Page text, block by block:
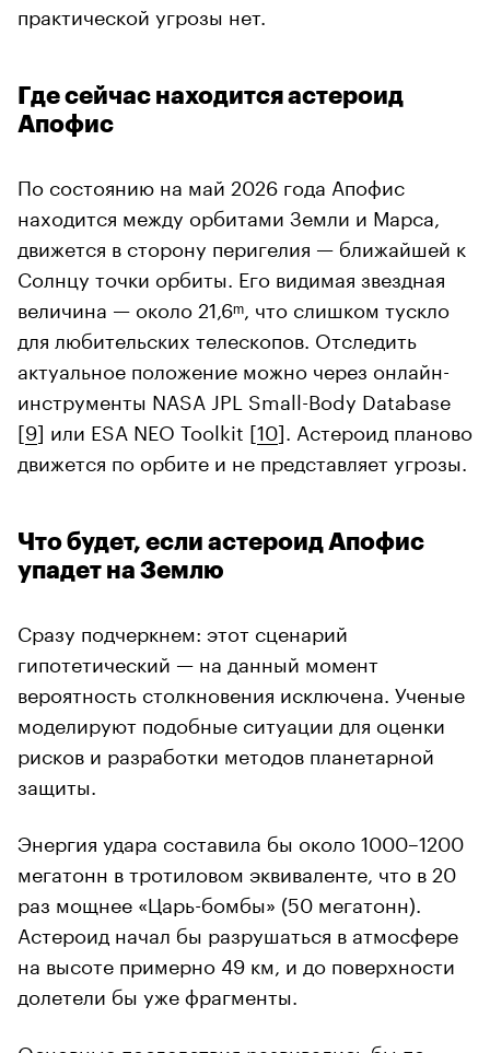
практической угрозы нет.
Где сейчас находится астероид
Апофис
По состоянию на май 2026 года Апофис
находится между орбитами Земли и Марса,
движется в сторону перигелия — ближайшей к
Солнцу точки орбиты. Его видимая звездная
величина — около 21,6ᵐ, что слишком тускло
для любительских телескопов. Отследить
актуальное положение можно через онлайн-
инструменты NASA JPL Small-Body Database
[9] или ESA NEO Toolkit [10]. Астероид планово
движется по орбите и не представляет угрозы.
Что будет, если астероид Апофис
упадет на Землю
Сразу подчеркнем: этот сценарий
гипотетический — на данный момент
вероятность столкновения исключена. Ученые
моделируют подобные ситуации для оценки
рисков и разработки методов планетарной
защиты.
Энергия удара составила бы около 1000–1200
мегатонн в тротиловом эквиваленте, что в 20
раз мощнее «Царь-бомбы» (50 мегатонн).
Астероид начал бы разрушаться в атмосфере
на высоте примерно 49 км, и до поверхности
долетели бы уже фрагменты.